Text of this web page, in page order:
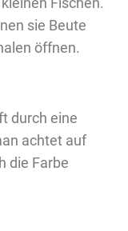
sie Beute
öffnen.
durch eine
achtet auf
die Farbe